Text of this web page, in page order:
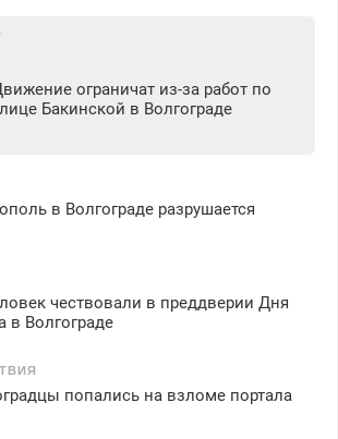
ограничат из-за работ по
Бакинской в Волгограде
в Волгограде разрушается
чествовали в преддверии Дня
в Волгограде
попались на взломе портала